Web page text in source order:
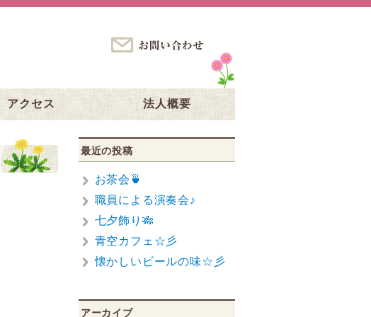
アクセス 法人概要
最近の投稿
お茶会🍵
職員による演奏会♪
七夕飾り🎋
青空カフェ☆彡
懐かしいビールの味☆彡
アーカイブ